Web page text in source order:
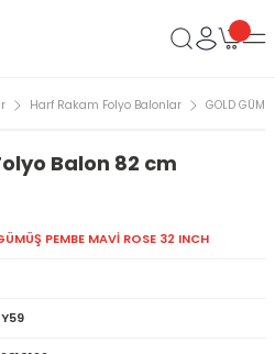
Harf Rakam Folyo Balonlar GOLD
Balon 82 cm
PEMBE MAVİ ROSE 32 INCH